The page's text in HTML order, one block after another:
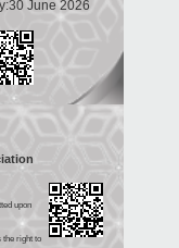
:30 June 2026
upon
the right to